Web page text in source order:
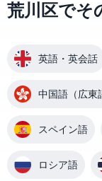
荒川区でそ
英語・英会話
中国語（広東
スペイン語
ロシア語